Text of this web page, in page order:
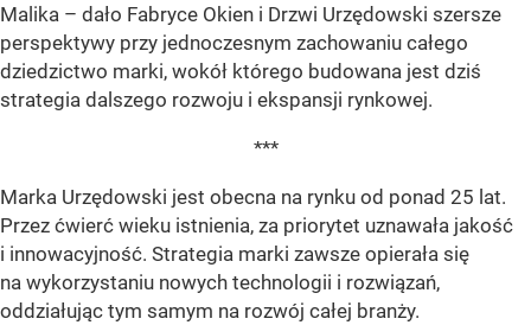
Malika – dało Fabryce Okien i Drzwi Urzędowski szersze
perspektywy przy jednoczesnym zachowaniu całego
dziedzictwo marki, wokół którego budowana jest dziś
strategia dalszego rozwoju i ekspansji rynkowej.
***
Marka Urzędowski jest obecna na rynku od ponad 25 lat.
Przez ćwierć wieku istnienia, za priorytet uznawała jakość
i innowacyjność. Strategia marki zawsze opierała się
na wykorzystaniu nowych technologii i rozwiązań,
oddziałując tym samym na rozwój całej branży.